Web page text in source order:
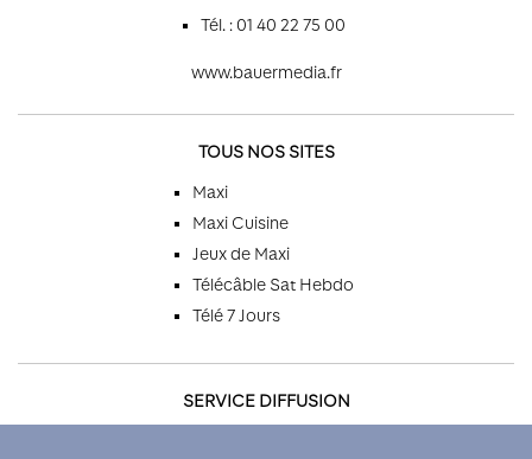
Tél. : 01 40 22 75 00
www.bauermedia.fr
TOUS NOS SITES
Maxi
Maxi Cuisine
Jeux de Maxi
Télécâble Sat Hebdo
Télé 7 Jours
SERVICE DIFFUSION